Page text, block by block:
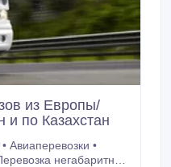
из Европы/
и по Казахстан
Авиаперевозки •
негабаритных